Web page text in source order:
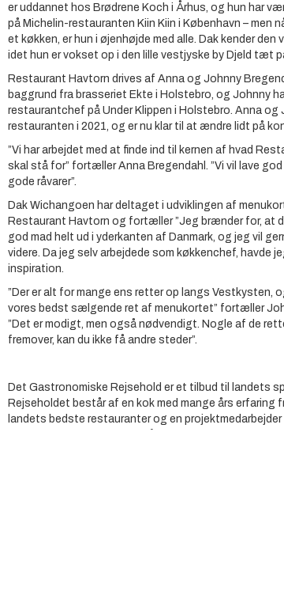
er uddannet hos Brødrene Koch i Århus, og hun har
på Michelin-restauranten Kiin Kiin i København – men
et køkken, er hun i øjenhøjde med alle. Dak kender den
idet hun er vokset op i den lille vestjyske by Djeld tæt
Restaurant Havtorn drives af Anna og Johnny
baggrund fra brasseriet Ekte i Holstebro, og Johnny
restaurantchef på Under Klippen i Holstebro. Anna og
restauranten i 2021, og er nu klar til at ændre lidt på
”Vi har arbejdet med at finde ind til kernen af hvad
skal stå for” fortæller Anna Bregendahl. ”Vi vil lave
gode råvarer”.
Dak Wichangoen har deltaget i udviklingen af
Restaurant Havtorn og fortæller ”Jeg brænder for, at
god mad helt ud i yderkanten af Danmark, og jeg vil
videre. Da jeg selv arbejdede som køkkenchef, havde
inspiration.
”Der er alt for mange ens retter op langs Vestkysten,
vores bedst sælgende ret af menukortet” fortæller
”Det er modigt, men også nødvendigt. Nogle af de
fremover, kan du ikke få andre steder”.
Det Gastronomiske Rejsehold er et tilbud til landets
Rejseholdet består af en kok med mange års erfaring
landets bedste restauranter og en projektmedarbejder